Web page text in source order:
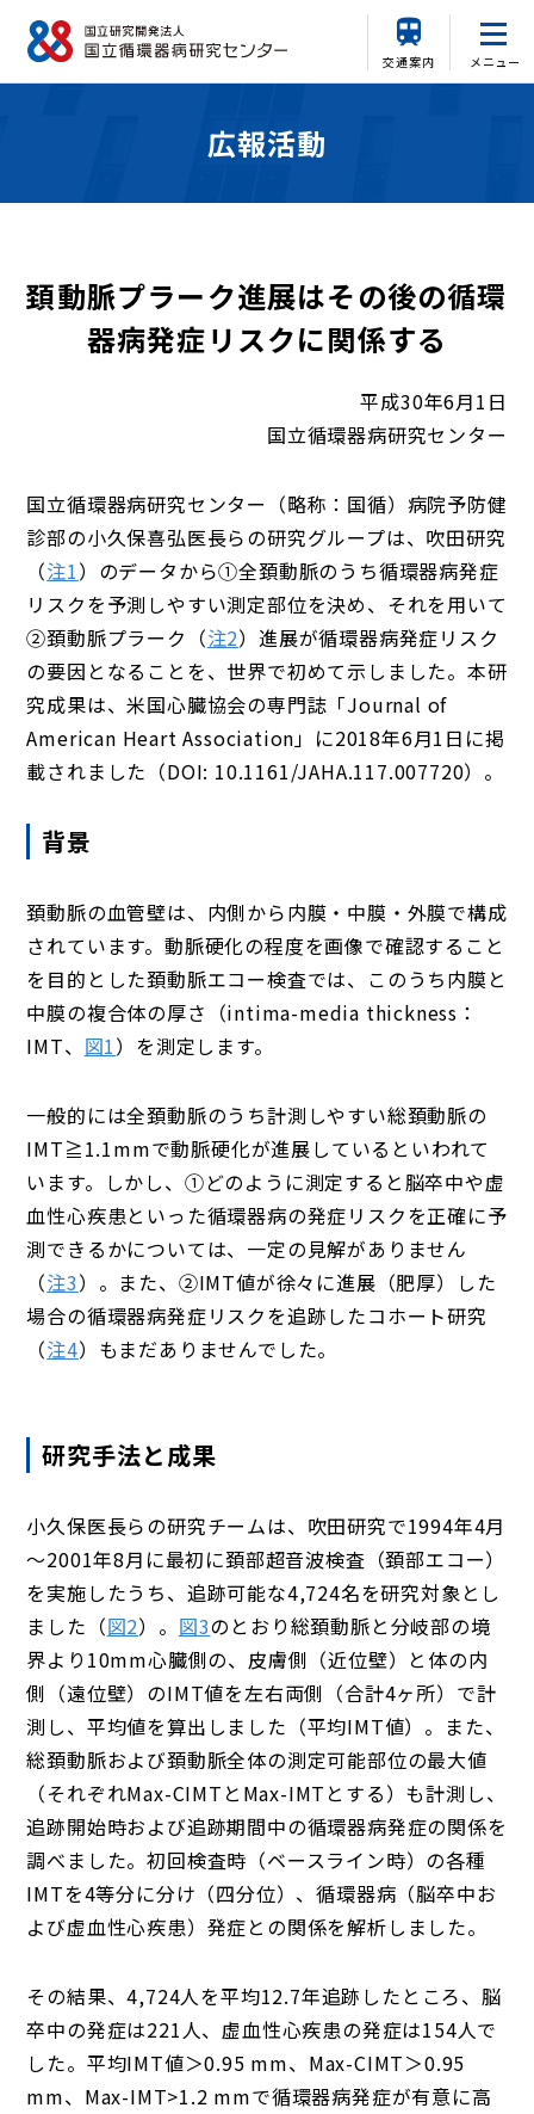
交通案内 メニュー
広報活動
頚動脈プラーク進展はその後の循環
器病発症リスクに関係する
平成30年6月1日
国立循環器病研究センター
国立循環器病研究センター（略称：国循）病院予防健
診部の小久保喜弘医長らの研究グループは、吹田研究
（注1）のデータから①全頚動脈のうち循環器病発症
リスクを予測しやすい測定部位を決め、それを用いて
②頚動脈プラーク（注2）進展が循環器病発症リスク
の要因となることを、世界で初めて示しました。本研
究成果は、米国心臓協会の専門誌「Journal of
American Heart Association」に2018年6月1日に掲
載されました（DOI: 10.1161/JAHA.117.007720）。
背景
頚動脈の血管壁は、内側から内膜・中膜・外膜で構成
されています。動脈硬化の程度を画像で確認すること
を目的とした頚動脈エコー検査では、このうち内膜と
中膜の複合体の厚さ（intima-media thickness：
IMT、 図1）を測定します。
一般的には全頚動脈のうち計測しやすい総頚動脈の
IMT≧1.1mmで動脈硬化が進展しているといわれて
います。しかし、①どのように測定すると脳卒中や虚
血性心疾患といった循環器病の発症リスクを正確に予
測できるかについては、一定の見解がありません
（注3）。また、②IMT値が徐々に進展（肥厚）した
場合の循環器病発症リスクを追跡したコホート研究
（注4）もまだありませんでした。
研究手法と成果
小久保医長らの研究チームは、吹田研究で1994年4月
～2001年8月に最初に頚部超音波検査（頚部エコー）
を実施したうち、追跡可能な4,724名を研究対象とし
ました（図2）。 図3のとおり総頚動脈と分岐部の境
界より10mm心臓側の、皮膚側（近位壁）と体の内
側（遠位壁）のIMT値を左右両側（合計4ヶ所）で計
測し、平均値を算出しました（平均IMT値）。また、
総頚動脈および頚動脈全体の測定可能部位の最大値
（それぞれMax-CIMTとMax-IMTとする）も計測し、
追跡開始時および追跡期間中の循環器病発症の関係を
調べました。初回検査時（ベースライン時）の各種
IMTを4等分に分け（四分位）、循環器病（脳卒中お
よび虚血性心疾患）発症との関係を解析しました。
その結果、4,724人を平均12.7年追跡したところ、脳
卒中の発症は221人、虚血性心疾患の発症は154人で
した。平均IMT値＞0.95 mm、Max-CIMT＞0.95
mm、Max-IMT>1.2 mmで循環器病発症が有意に高